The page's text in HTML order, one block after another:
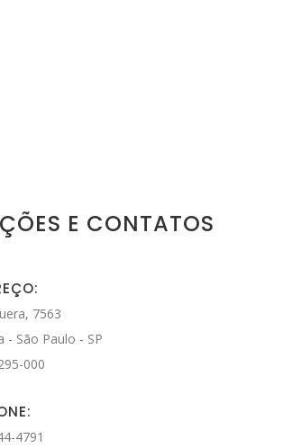
E CONTATOS
7563
- São Paulo - SP
000
4791